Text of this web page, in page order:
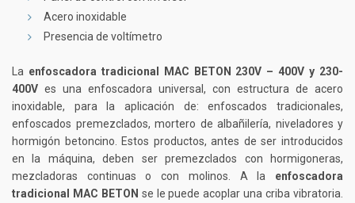
Acero inoxidable
Presencia de voltímetro
La enfoscadora tradicional MAC BETON 230V – 400V y 230-
400V es una enfoscadora universal, con estructura de acero
inoxidable, para la aplicación de: enfoscados tradicionales,
enfoscados premezclados, mortero de albañilería, niveladores y
hormigón betoncino. Estos productos, antes de ser introducidos
en la máquina, deben ser premezclados con hormigoneras,
mezcladoras continuas o con molinos. A la enfoscadora
tradicional MAC BETON se le puede acoplar una criba vibratoria.